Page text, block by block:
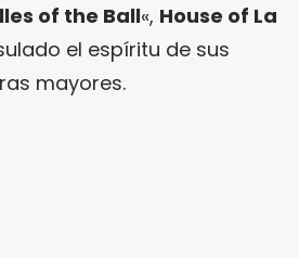
of the Ball«, House of La
el espíritu de sus
mayores.